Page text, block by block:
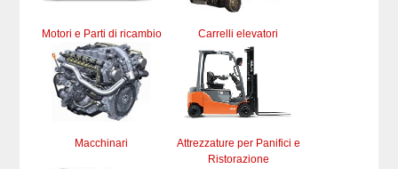
Motori e Parti di ricambio Carrelli elevatori
Macchinari
Attrezzature per Panifici e
Ristorazione